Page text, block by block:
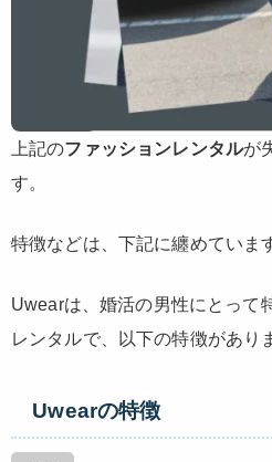
上記のファッションレンタルが
す。
特徴などは、下記に纏めていま
Uwearは、婚活の男性にとって
レンタルで、以下の特徴があり
Uwearの特徴